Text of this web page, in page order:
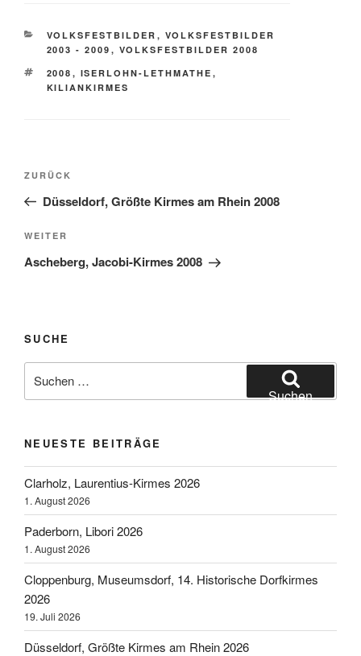
KATEGORIEN
VOLKSFESTBILDER , VOLKSFESTBILDER
2003 - 2009 , VOLKSFESTBILDER 2008
SCHLAGWÖRTER
2008 , ISERLOHN-LETHMATHE ,
KILIANKIRMES
Beitragsnavigation
Vorheriger
Beitrag
ZURÜCK
Düsseldorf, Größte Kirmes am Rhein 2008
Nächster
Beitrag
WEITER
Ascheberg, Jacobi-Kirmes 2008
SUCHE
nach:
Suchen
NEUESTE BEITRÄGE
Clarholz, Laurentius-Kirmes 2026
1. August 2026
Paderborn, Libori 2026
1. August 2026
Cloppenburg, Museumsdorf, 14. Historische Dorfkirmes
2026
19. Juli 2026
Düsseldorf, Größte Kirmes am Rhein 2026